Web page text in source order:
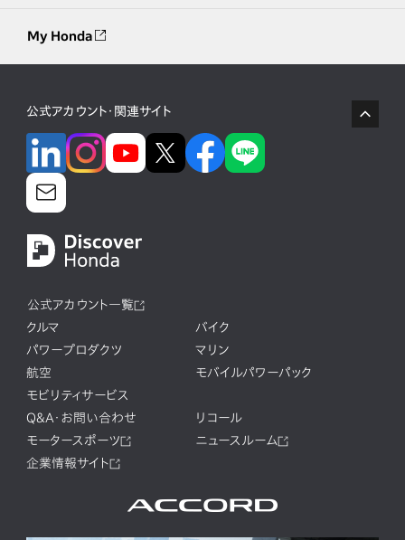
My Honda
公式アカウント・関連サイト
公式アカウント一覧
クルマ
バイク
パワープロダクツ
マリン
航空
モバイルパワーパック
モビリティサービス
Q&A・お問い合わせ
リコール
モータースポーツ
ニュースルーム
企業情報サイト